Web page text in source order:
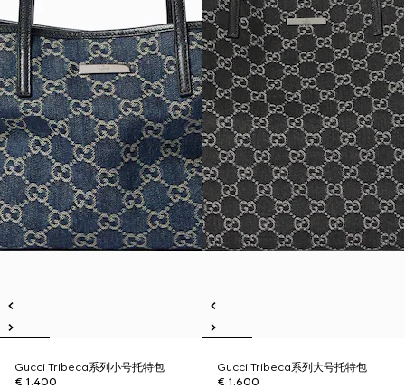
Gucci Tribeca系列小号托特包
€ 1.400
Gucci Tribeca系列大号托特包
€ 1.600